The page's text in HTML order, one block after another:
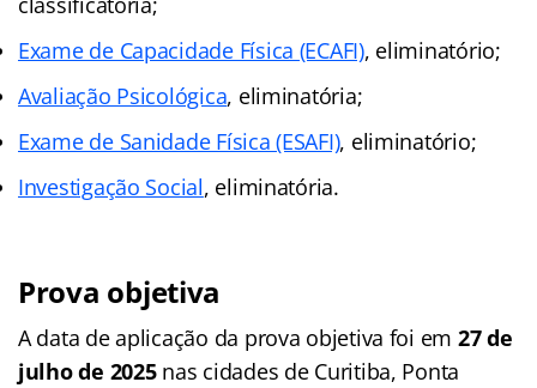
Exame de Capacidade Física (ECAFI), eliminatório;
Avaliação Psicológica, eliminatória;
Exame de Sanidade Física (ESAFI), eliminatório;
Investigação Social, eliminatória.
Prova objetiva
A data de aplicação da prova objetiva foi em 27 de
julho de 2025nas cidades de Curitiba, Ponta